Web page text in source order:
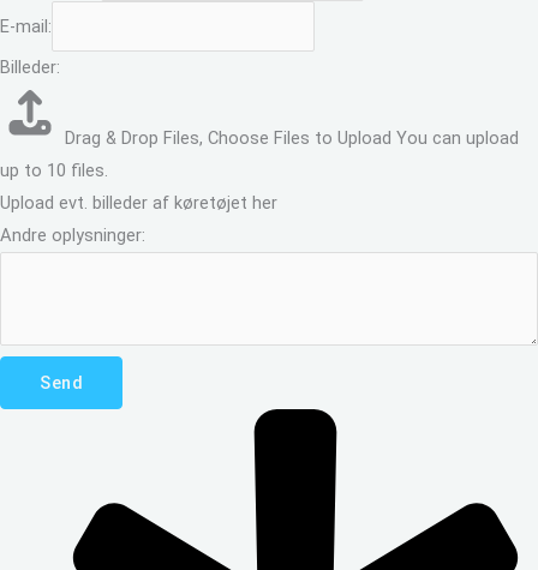
E-mail:
Billeder:
Drag & Drop Files, Choose Files to Upload You can upload
up to 10 files.
Upload evt. billeder af køretøjet her
Andre oplysninger:
Send